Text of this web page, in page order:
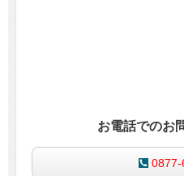
お電話でのお
0877-